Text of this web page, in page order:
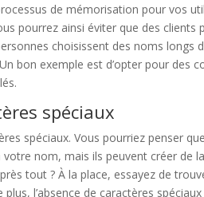
de mémorisation pour vos
pourrez ainsi éviter que des
choisissent des noms longs
bon exemple est d’opter pour des
spéciaux
spéciaux. Vous pourriez penser
nom, mais ils peuvent créer de
tout ? À la place, essayez de
l’absence de caractères